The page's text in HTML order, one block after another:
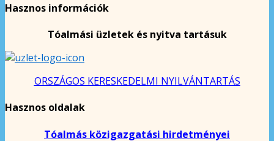
Hasznos információk
Tóalmási üzletek és nyitva tartásuk
ORSZÁGOS KERESKEDELMI NYILVÁNTARTÁS
Hasznos oldalak
Tóalmás közigazgatási hirdetményei